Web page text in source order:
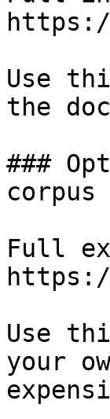
Use
the
###
corpus
Full
Use
your